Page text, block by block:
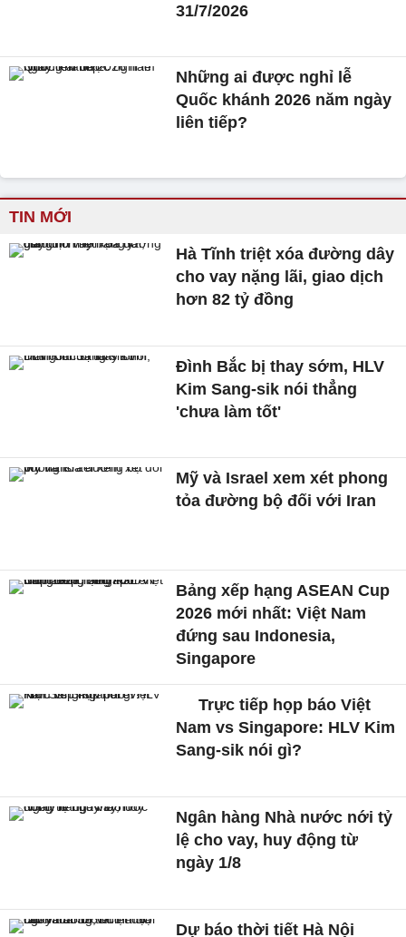
31/7/2026
Những ai được nghỉ lễ
Quốc khánh 2026 năm ngày
liên tiếp?
TIN MỚI
Hà Tĩnh triệt xóa đường dây
cho vay nặng lãi, giao dịch
hơn 82 tỷ đồng
Đình Bắc bị thay sớm, HLV
Kim Sang-sik nói thẳng
'chưa làm tốt'
Mỹ và Israel xem xét phong
tỏa đường bộ đối với Iran
Bảng xếp hạng ASEAN Cup
2026 mới nhất: Việt Nam
đứng sau Indonesia,
Singapore
Trực tiếp họp báo Việt
Nam vs Singapore: HLV Kim
Sang-sik nói gì?
Ngân hàng Nhà nước nới tỷ
lệ cho vay, huy động từ
ngày 1/8
Dự báo thời tiết Hà Nội